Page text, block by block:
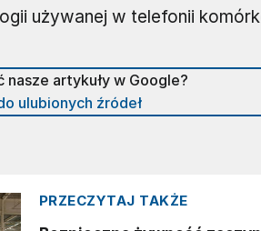
używanej w telefonii
artykuły w Google?
ulubionych źródeł